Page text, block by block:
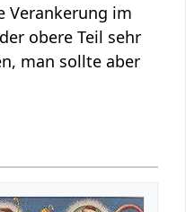
Verankerung im
obere Teil sehr
man sollte aber